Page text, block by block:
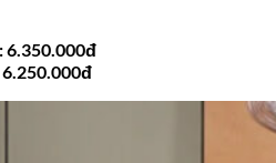
6.350.000đ